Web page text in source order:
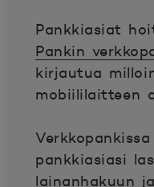
Pankkiasiat
Pankin
kirjautua
mobiililaitteen
pankkiasiasi
lainanhakuun